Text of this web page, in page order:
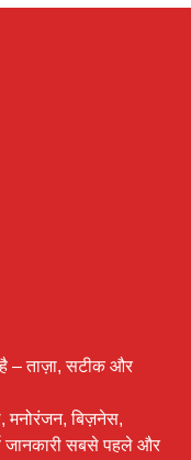
– ताज़ा, सटीक और
मनोरंजन, बिज़नेस,
जानकारी सबसे पहले और